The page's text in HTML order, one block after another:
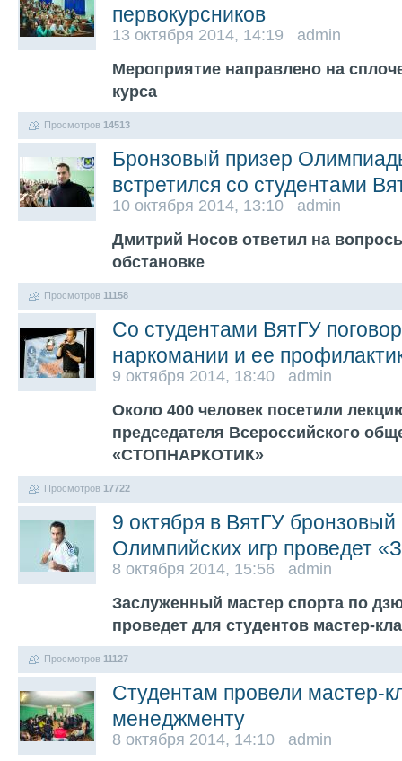
первокурсников
13 октября 2014, 14:19 admin
Мероприятие направлено на
курса
Просмотров 14513
Бронзовый призер
встретился со студентами
10 октября 2014, 13:10 admin
Дмитрий Носов ответил на
обстановке
Просмотров 11158
Со студентами ВятГУ
наркомании и ее
9 октября 2014, 18:40 admin
Около 400 человек посетили
председателя Всероссийского
«СТОПНАРКОТИК»
Просмотров 17722
9 октября в ВятГУ
Олимпийских игр проведет
8 октября 2014, 15:56 admin
Заслуженный мастер спорта по
проведет для студентов мастер-
Просмотров 11127
Студентам провели мастер-
менеджменту
8 октября 2014, 14:10 admin